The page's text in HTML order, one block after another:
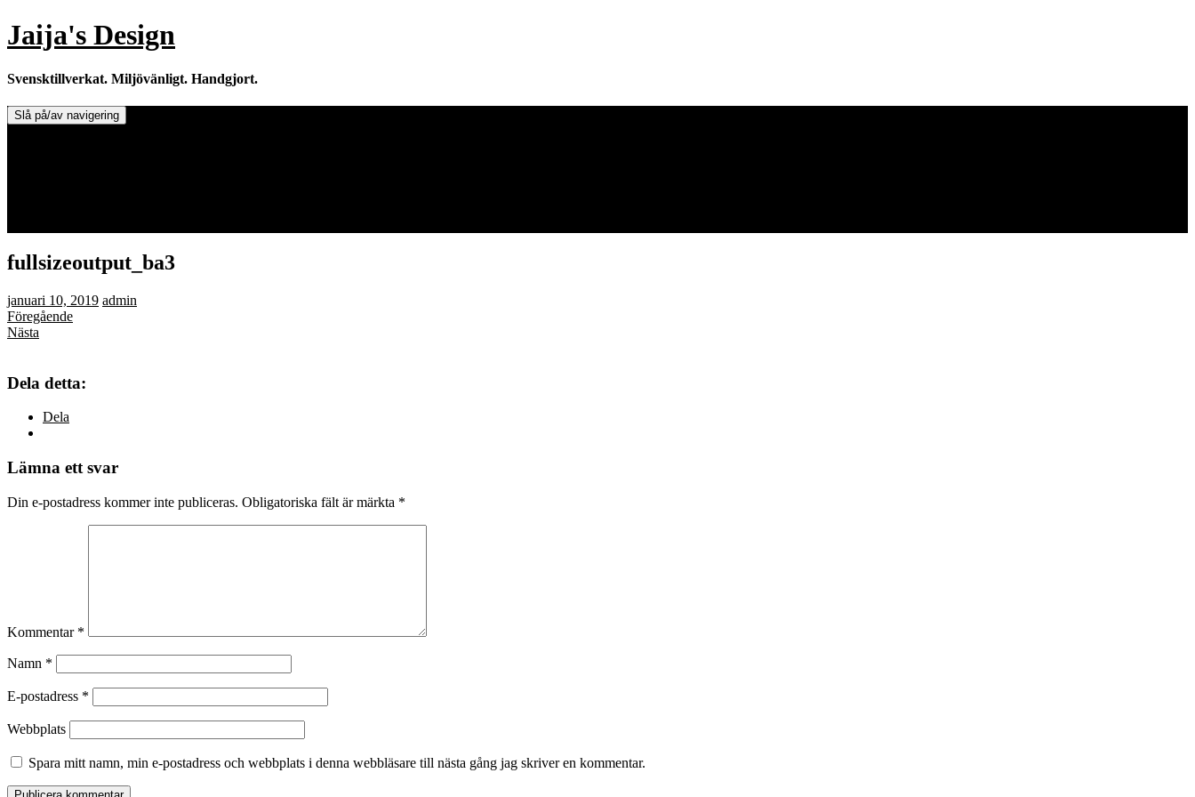
Hoppa
till
Jaija's Design
Svensktillverkat. Miljövänligt. Handgjort.
Slå på/av navigering
fullsizeoutput_ba3
januari 10, 2019 admin
Föregående
Nästa
Dela detta:
Dela
Lämna ett svar
Din e-postadress kommer inte publiceras. Obligatoriska fält är märkta *
Kommentar *
Namn *
E-postadress *
Webbplats
Spara mitt namn, min e-postadress och webbplats i denna webbläsare till nästa gång jag skriver en kommentar.